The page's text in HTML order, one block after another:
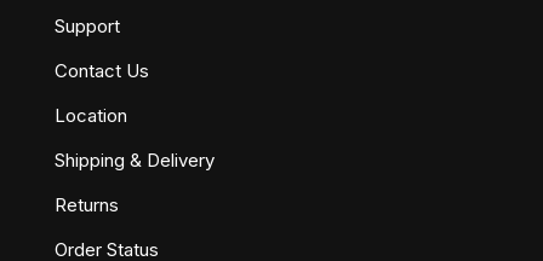
Support
Contact Us
Location
Shipping & Delivery
Returns
Order Status